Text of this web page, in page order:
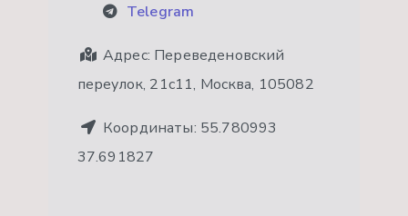
Telegram
Адрес: Переведеновский
переулок, 21с11, Москва, 105082
Координаты: 55.780993
37.691827